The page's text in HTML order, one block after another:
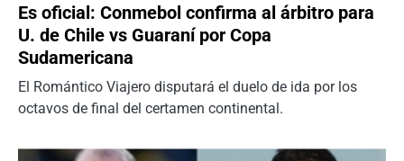
Es oficial: Conmebol confirma al árbitro para
U. de Chile vs Guaraní por Copa
Sudamericana
El Romántico Viajero disputará el duelo de ida por los
octavos de final del certamen continental.